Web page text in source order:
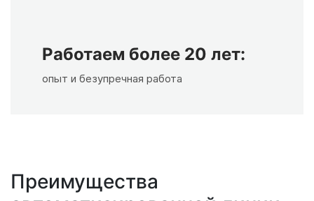
Работаем более 20 лет:
опыт и безупречная работа
Преимущества